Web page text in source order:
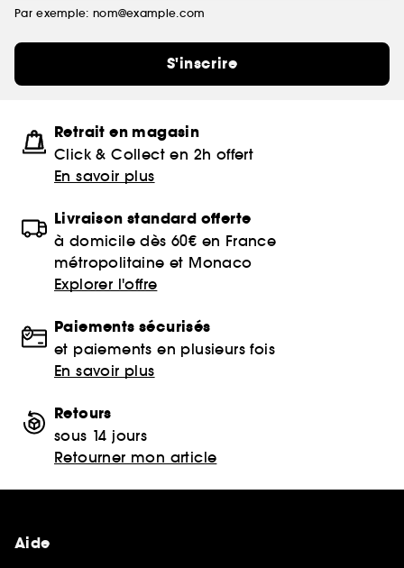
Par exemple: nom@example.com
S'inscrire
Retrait en magasin
Click & Collect en 2h offert
En savoir plus
Livraison standard offerte
à domicile dès 60€ en France
métropolitaine et Monaco
Explorer l'offre
Paiements sécurisés
et paiements en plusieurs fois
En savoir plus
Retours
sous 14 jours
Retourner mon article
Aide